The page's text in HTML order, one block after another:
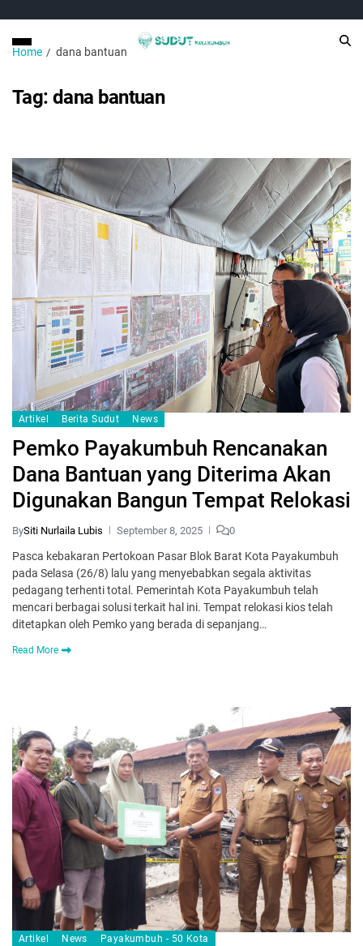
Home dana bantuan
Tag: dana bantuan
Artikel Berita Sudut News
Pemko Payakumbuh Rencanakan
Dana Bantuan yang Diterima Akan
Digunakan Bangun Tempat Relokasi
BySiti Nurlaila Lubis September 8, 2025 0
Pasca kebakaran Pertokoan Pasar Blok Barat Kota Payakumbuh
pada Selasa (26/8) lalu yang menyebabkan segala aktivitas
pedagang terhenti total. Pemerintah Kota Payakumbuh telah
mencari berbagai solusi terkait hal ini. Tempat relokasi kios telah
ditetapkan oleh Pemko yang berada di sepanjang…
Read More
Artikel News Payakumbuh - 50 Kota